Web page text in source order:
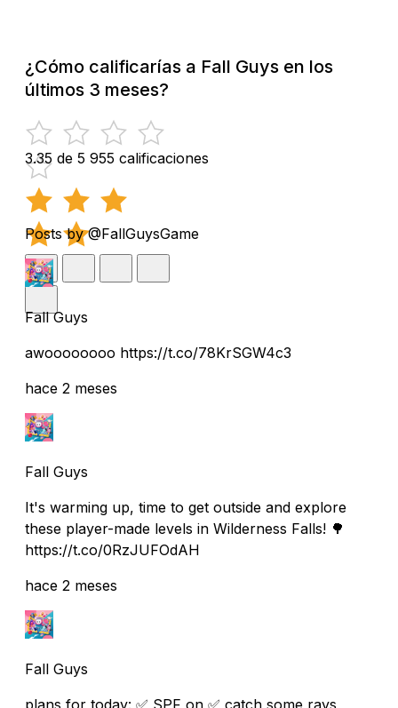
¿Cómo calificarías a Fall Guys en los
últimos 3 meses?
3.35 de 5 955 calificaciones
Posts by @FallGuysGame
Fall Guys
awoooooooo https://t.co/78KrSGW4c3
hace 2 meses
Fall Guys
It's warming up, time to get outside and explore
these player-made levels in Wilderness Falls! 🌳
https://t.co/0RzJUFOdAH
hace 2 meses
Fall Guys
plans for today: ✅ SPF on ✅ catch some rays